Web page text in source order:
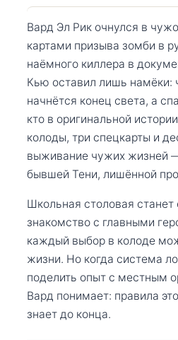
Вард Эл Рик очнулся в
картами призыва зомби в
наёмного киллера в
Кью оставил лишь намёки:
начнётся конец света, а
кто в оригинальной
колоды, три спецкарты и
выживание чужих жизней
бывшей Тени, лишённой
Школьная столовая станет
знакомство с главными
каждый выбор в колоде
жизни. Но когда система
поделить опыт с местным
Вард понимает: правила
знает до конца.